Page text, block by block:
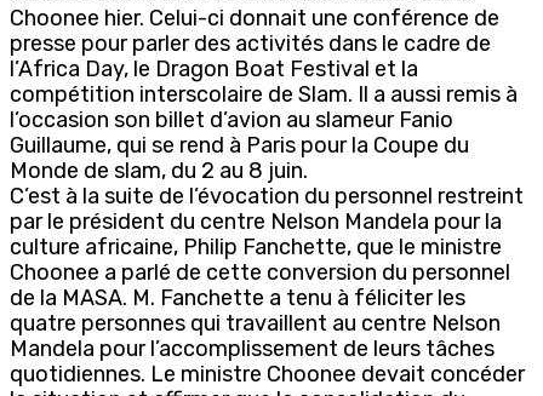
Choonee hier. Celui-ci donnait une conférence de
presse pour parler des activités dans le cadre de
l’Africa Day, le Dragon Boat Festival et la
compétition interscolaire de Slam. Il a aussi remis à
l’occasion son billet d’avion au slameur Fanio
Guillaume, qui se rend à Paris pour la Coupe du
Monde de slam, du 2 au 8 juin.
C’est à la suite de l’évocation du personnel restreint
par le président du centre Nelson Mandela pour la
culture africaine, Philip Fanchette, que le ministre
Choonee a parlé de cette conversion du personnel
de la MASA. M. Fanchette a tenu à féliciter les
quatre personnes qui travaillent au centre Nelson
Mandela pour l’accomplissement de leurs tâches
quotidiennes. Le ministre Choonee devait concéder